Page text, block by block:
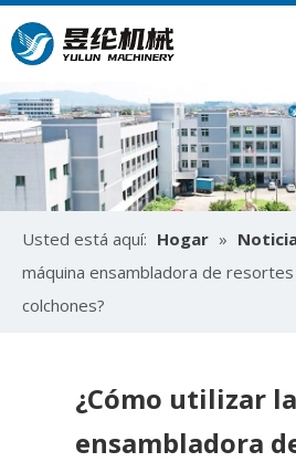
Usted está aquí: Hogar »
máquina ensambladora de
colchones?
¿Cómo utilizar
ensambladora